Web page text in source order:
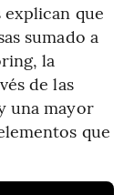
que
sumado a
la
de las
una mayor
que